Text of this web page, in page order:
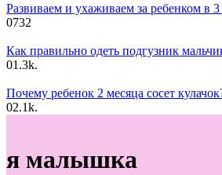
Развиваем и ухаживаем за ребенком в 3
0732
Как правильно одеть подгузник
01.3k.
Почему ребенок 2 месяца сосет
02.1k.
я малышка